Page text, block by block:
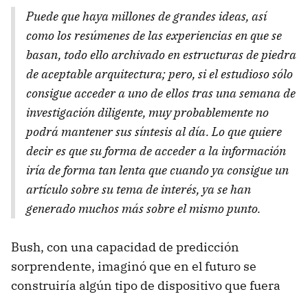
Puede que haya millones de grandes ideas, así
como los resúmenes de las experiencias en que se
basan, todo ello archivado en estructuras de piedra
de aceptable arquitectura; pero, si el estudioso sólo
consigue acceder a uno de ellos tras una semana de
investigación diligente, muy probablemente no
podrá mantener sus síntesis al día. Lo que quiere
decir es que su forma de acceder a la información
iría de forma tan lenta que cuando ya consigue un
artículo sobre su tema de interés, ya se han
generado muchos más sobre el mismo punto.
Bush, con una capacidad de predicción
sorprendente, imaginó que en el futuro se
construiría algún tipo de dispositivo que fuera